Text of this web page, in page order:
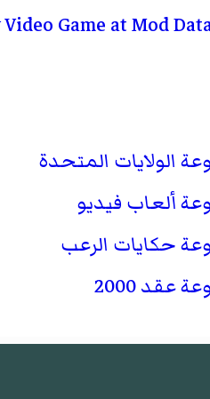
Video Game at Mod
الولايات المتحدة
ألعاب فيديو
حكايات الرعب
عقد 2000